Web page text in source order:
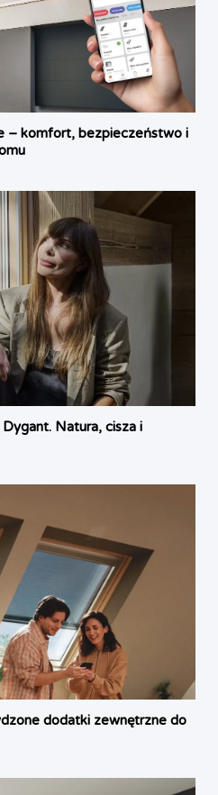
– komfort, bezpieczeństwo i
Natura, cisza i
dodatki zewnętrzne do